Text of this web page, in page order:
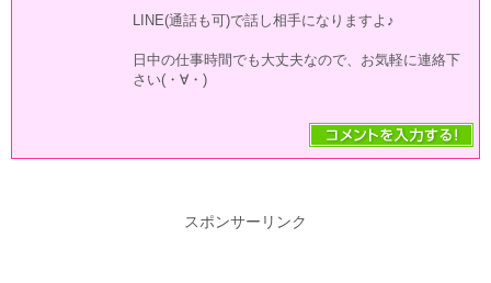
LINE(通話も可)で話し相手になりますよ♪
日中の仕事時間でも大丈夫なので、お気軽に連絡下
さい(・∀・)
スポンサーリンク